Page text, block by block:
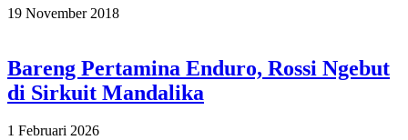
2018-
19 November 2018
Bareng Pertamina Enduro, Rossi Ngebut
di Sirkuit Mandalika
2026-
1 Februari 2026